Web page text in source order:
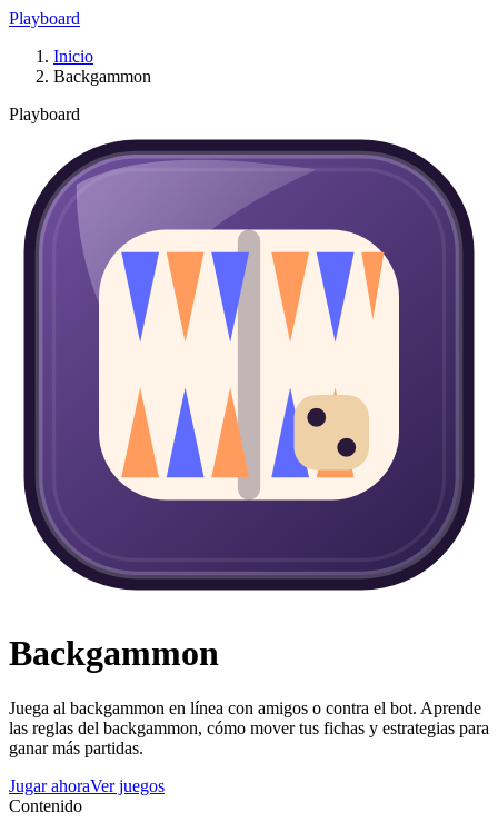
Playboard
Inicio
Backgammon
Playboard
Backgammon
Juega al backgammon en línea con amigos o contra el bot. Aprende
las reglas del backgammon, cómo mover tus fichas y estrategias para
ganar más partidas.
Jugar ahoraVer juegos
Contenido